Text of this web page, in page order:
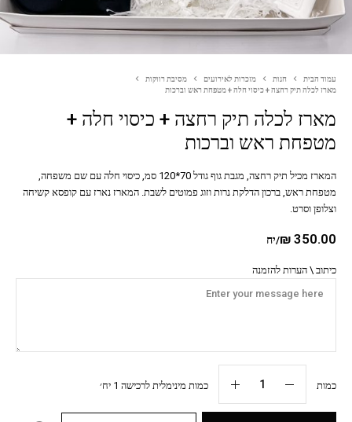
עמוד הבית חנות מזכרות לאירועים
מסיבת רווקות
מארז לכלה תיק רחצה + כיסוי חלה + מטפחת ראש וברכות
מארז לכלה תיק רחצה + כיסוי חלה +
מטפחת ראש וברכות
₪ 350.00 /יח
כיתוב \ הערות להזמנה
כמות כמות מינימלית לרכישה 1 יח׳
המארז מכיל תיק רחצה, מגבת גוף גודל 70*120 סמ, כיסוי חלה עם שם משפחה,
מטפחת ראש, ברכון הדלקת נרות וזוג פמוטים לשבת. המארז נארז עם קופסא קשיחה
וצלופן וסרט.